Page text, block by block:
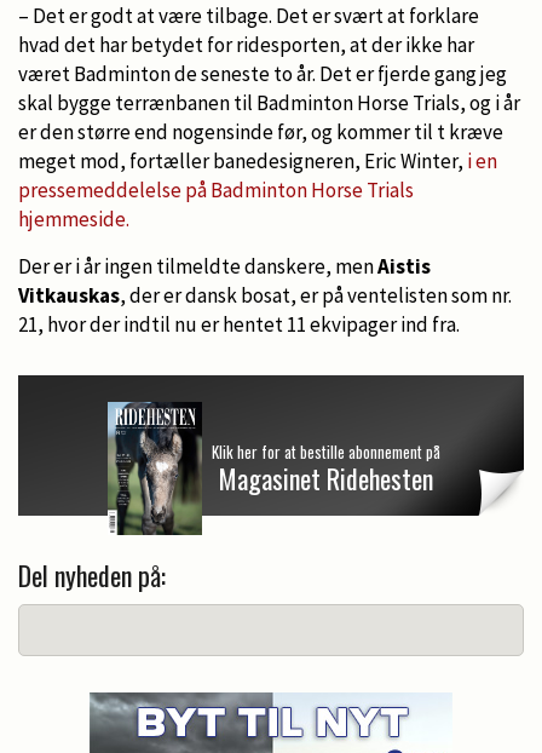
– Det er godt at være tilbage. Det er svært at forklare
hvad det har betydet for ridesporten, at der ikke har
været Badminton de seneste to år. Det er fjerde gang jeg
skal bygge terrænbanen til Badminton Horse Trials, og i år
er den større end nogensinde før, og kommer til t kræve
meget mod, fortæller banedesigneren, Eric Winter, i en
pressemeddelelse på Badminton Horse Trials
hjemmeside.
Der er i år ingen tilmeldte danskere, menAistis
Vitkauskas, der er dansk bosat, er på ventelisten som nr.
21, hvor der indtil nu er hentet 11 ekvipager ind fra.
Klik her for at bestille abonnement på
Magasinet Ridehesten
Del nyheden på: